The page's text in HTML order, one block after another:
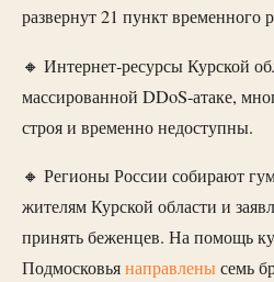
развернут 21 пункт временного
🔸 Интернет-ресурсы Курской
массированной DDoS-атаке,
строя и временно недоступны.
🔸 Регионы России собирают
жителям Курской области и
принять беженцев. На помощь
Подмосковьянаправленысемь